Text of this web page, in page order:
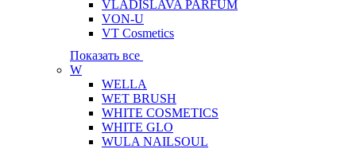
VLADISLAVA PARFUM
VON-U
VT Cosmetics
Показать все
W
WELLA
WET BRUSH
WHITE COSMETICS
WHITE GLO
WULA NAILSOUL